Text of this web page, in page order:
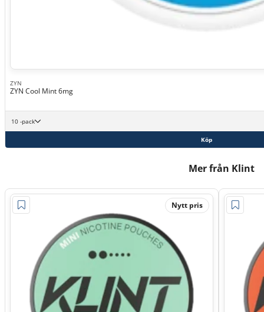
ZYN
ZYN Cool Mint 6mg
10 -pack
Köp
Mer från Klint
Nytt pris